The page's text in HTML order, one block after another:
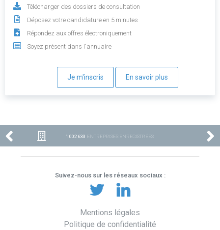
Télécharger des dossiers de consultation
Déposez votre candidature en 5 minutes
Répondez aux offres électroniquement
Soyez présent dans l'annuaire
Je m'inscris En savoir plus
1 002 633 ENTREPRISES ENREGISTRÉES
Suivez-nous sur les réseaux sociaux :
Mentions légales
Politique de confidentialité